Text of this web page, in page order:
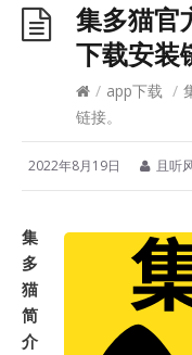
集多猫官
下载安装
/ app下载 /
链接。
2022年8月19日 且听
集
多
猫
简
介